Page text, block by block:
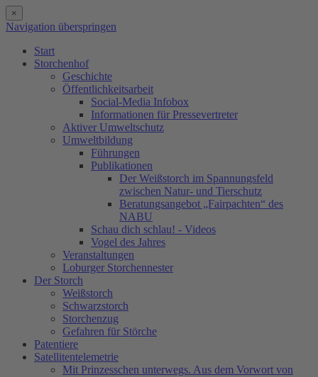
×
Navigation überspringen
Start
Storchenhof
Geschichte
Öffentlichkeitsarbeit
Social-Media Infobox
Informationen für Pressevertreter
Aktiver Umweltschutz
Umweltbildung
Führungen
Publikationen
Der Weißstorch im Spannungsfeld
zwischen Natur- und Tierschutz
Beratungsangebot „Fairpachten“ des
NABU
Schau dich schlau! - Videos
Vogel des Jahres
Veranstaltungen
Loburger Storchennester
Der Storch
Weißstorch
Schwarzstorch
Storchenzug
Gefahren für Störche
Patentiere
Satellitentelemetrie
Mit Prinzesschen unterwegs. Aus dem Vorwort von